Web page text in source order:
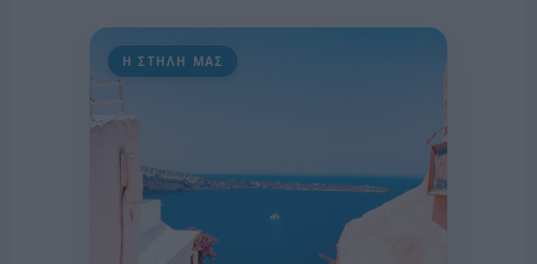
Η ΣΤΗΛΗ ΜΑΣ